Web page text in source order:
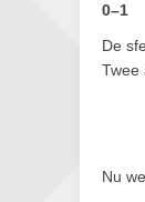
0–1
De
Twee
Nu